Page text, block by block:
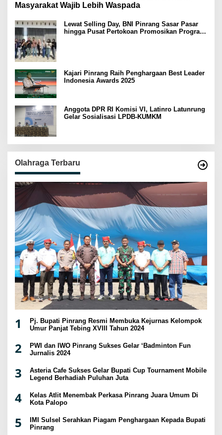
Masyarakat Wajib Lebih Waspada
Lewat Selling Day, BNI Pinrang Sasar Pasar
hingga Pusat Pertokoan Promosikan Program
Kajari Pinrang Raih Penghargaan Best Leader
Indonesia Awards 2025
Anggota DPR RI Komisi VI, Latinro Latunrung
Gelar Sosialisasi LPDB-KUMKM
Olahraga Terbaru
1
Pj. Bupati Pinrang Resmi Membuka Kejurnas Kelompok
Umur Panjat Tebing XVIII Tahun 2024
2
PWI dan IWO Pinrang Sukses Gelar ‘Badminton Fun
Jurnalis 2024
3
Asteria Cafe Sukses Gelar Bupati Cup Tournament Mobile
Legend Berhadiah Puluhan Juta
4
Kelas Atlit Menembak Perkasa Pinrang Juara Umum Di
Kota Palopo
5
IMI Sulsel Serahkan Piagam Penghargaan Kepada Bupati
Pinrang